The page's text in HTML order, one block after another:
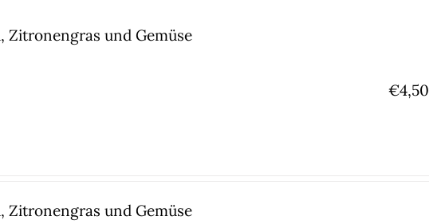
Zitronengras und Gemüse
€4,50
Zitronengras und Gemüse